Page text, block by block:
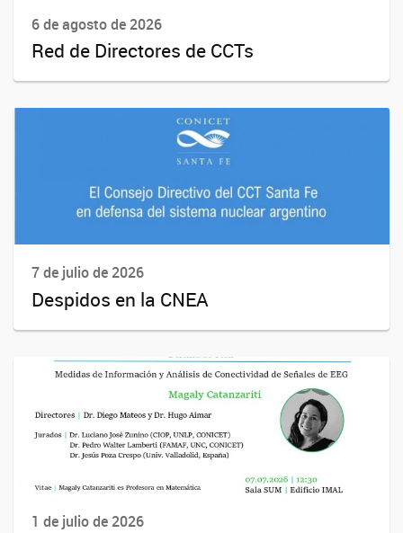
6 de agosto de 2026
Red de Directores de CCTs
7 de julio de 2026
Despidos en la CNEA
1 de julio de 2026